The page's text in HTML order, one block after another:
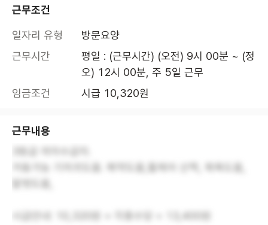
근무조건
일자리 유형
방문요양
근무시간
평일 : (근무시간) (오전) 9시 00분 ~ (정
오) 12시 00분, 주 5일 근무
임금조건
시급 10,320원
근무내용